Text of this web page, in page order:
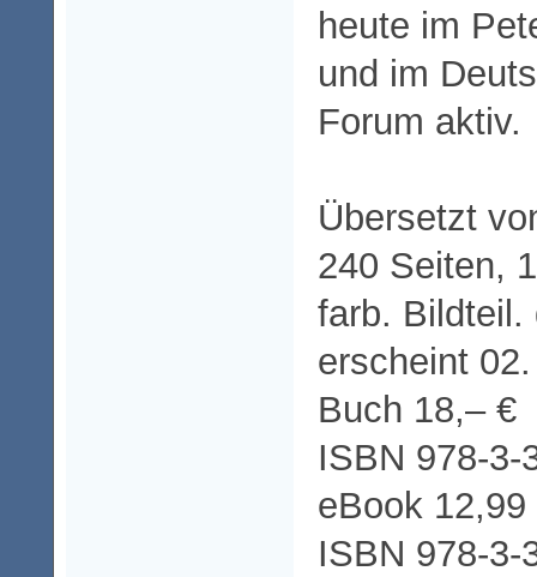
heute im
und im
Forum aktiv.
Übersetzt
240 Seiten,
farb. Bildteil.
erscheint
Buch 18,– €
ISBN 978-3-
eBook 12,99
ISBN 978-3-